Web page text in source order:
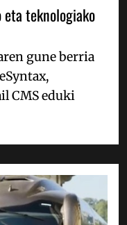
teknologiako
gune berria
CMS eduki